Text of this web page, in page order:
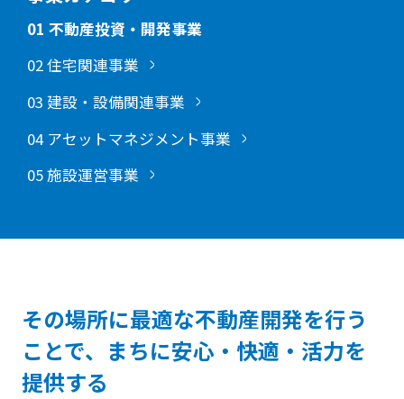
01 不動産投資・開発事業
02 住宅関連事業
03 建設・設備関連事業
04 アセットマネジメント事業
05 施設運営事業
その場所に最適な不動産開発を行う
ことで、 まちに安心・快適・活力を
提供する